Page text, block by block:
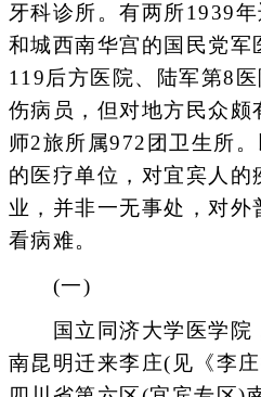
牙科诊所。有两所1939
和城西南华宫的国民党
119后方医院、陆军第8
伤病员，但对地方民众颇
师2旅所属972团卫生所
的医疗单位，对宜宾人
业，并非一无事处，对外
看病难。
(一)
国立同济大学医学院
南昆明迁来李庄(见《李